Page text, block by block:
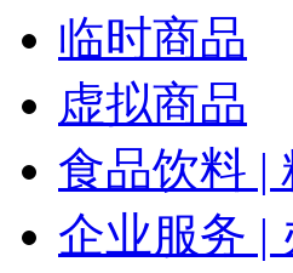
临时商品
虚拟商品
食品饮料 |
企业服务 |